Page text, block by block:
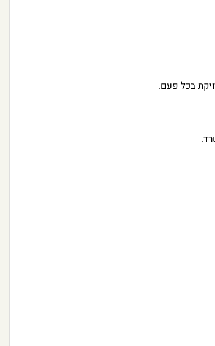
בכל פעם.